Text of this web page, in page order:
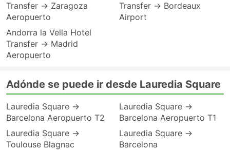
Transfer → Zaragoza
Aeropuerto
Andorra la Vella Hotel
Transfer → Madrid
Aeropuerto
Transfer → Bordeaux
Airport
Adónde se puede ir desde Lauredia Square
Lauredia Square →
Barcelona Aeropuerto T2
Lauredia Square →
Toulouse Blagnac
Lauredia Square →
Barcelona Aeropuerto T1
Lauredia Square →
Barcelona